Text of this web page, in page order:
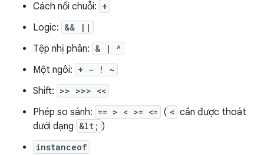
Cách nối chuỗi: +
Logic: && ||
Tệp nhị phân: & | ^
Một ngôi: + - ! ~
Shift: >> >>> <<
Phép so sánh: == > < >= <= ( < cần được thoát
dưới dạng &lt; )
instanceof